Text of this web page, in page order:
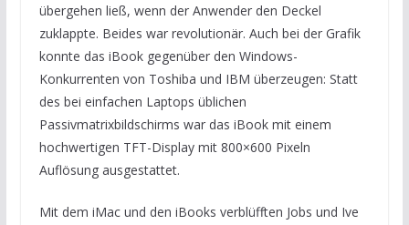
übergehen ließ, wenn der Anwender den Deckel
zuklappte. Beides war revolutionär. Auch bei der Grafik
konnte das iBook gegenüber den Windows-
Konkurrenten von Toshiba und IBM überzeugen: Statt
des bei einfachen Laptops üblichen
Passivmatrixbildschirms war das iBook mit einem
hochwertigen TFT-Display mit 800×600 Pixeln
Auflösung ausgestattet.
Mit dem iMac und den iBooks verblüfften Jobs und Ive